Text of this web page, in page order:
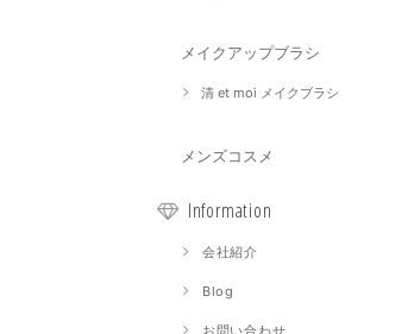
メイクアップブラシ
清 et moi メイクブラシ
メンズコスメ
Information
会社紹介
Blog
お問い合わせ